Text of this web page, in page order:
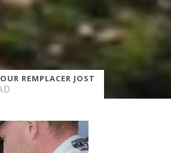
REMPLACER JOST